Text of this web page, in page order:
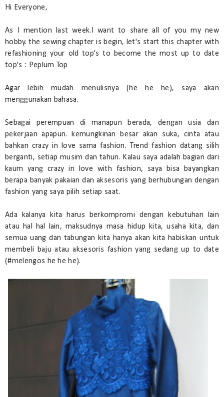
Hi Everyone,
As I mention last week.I want to share all of you my new
hobby. the sewing chapter is begin, let's start this chapter with
refashioning your old top's to become the most up to date
top's : Peplum Top
Agar lebih mudah menulisnya (he he he), saya akan
menggunakan bahasa.
Sebagai perempuan di manapun berada, dengan usia dan
pekerjaan apapun. kemungkinan besar akan suka, cinta atau
bahkan crazy in love sama fashion. Trend fashion datang silih
berganti, setiap musim dan tahun. Kalau saya adalah bagian dari
kaum yang crazy in love with fashion, saya bisa bayangkan
berapa banyak pakaian dan aksesoris yang berhubungan dengan
fashion yang saya pilih setiap saat.
Ada kalanya kita harus berkompromi dengan kebutuhan lain
atau hal hal lain, maksudnya masa hidup kita, usaha kita, dan
semua uang dan tabungan kita hanya akan kita habiskan untuk
membeli baju atau aksesoris fashion yang sedang up to date
(#melengos he he he).